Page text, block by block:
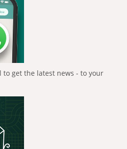
to get the latest news - to your